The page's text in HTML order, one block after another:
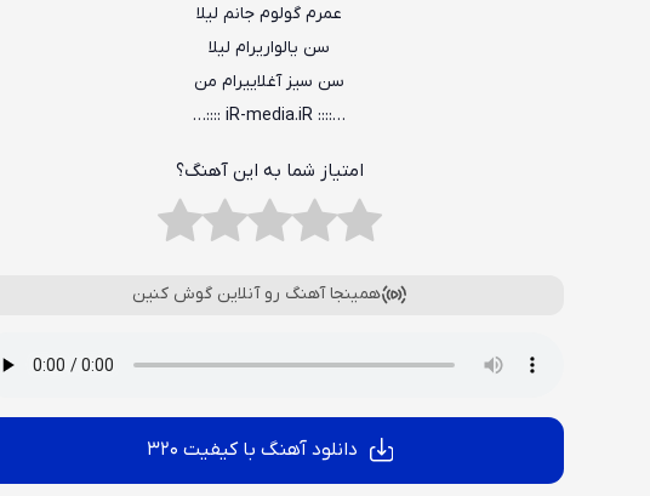
عمرم گولوم جانم لیلا
سن یالواریرام لیلا
سن سیز آغلاییرام من
…:::: iR-media.iR ::::…
امتیاز شما به این آهنگ؟
همینجا آهنگ رو آنلاین گوش کنین
دانلود آهنگ با کیفیت 320